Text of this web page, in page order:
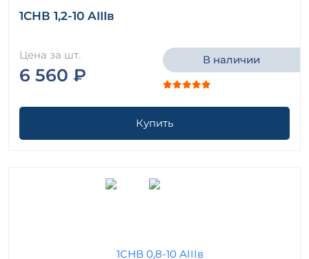
1СНВ 1,2-10 AIIIв
Цена за шт.
6 560 ₽
В наличии
Купить